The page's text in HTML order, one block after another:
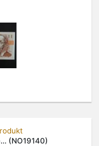
(NO19140)